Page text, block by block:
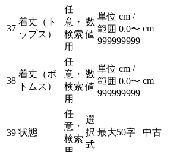
37
着丈（ト
ップス）
任
意・
検索
用
数
値
単位 cm /
範囲 0.0〜
999999999
cm
38
着丈（ボ
トムス）
任
意・
検索
用
数
値
単位 cm /
範囲 0.0〜
999999999
cm
39 状態
任
意・
検索
選
択
式
最大50字 中古